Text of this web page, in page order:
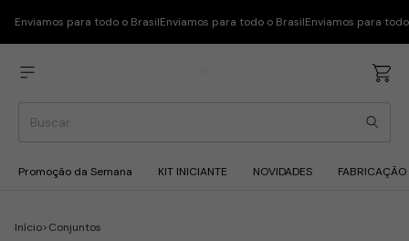
Enviamos para todo o BrasilEnviamos para todo o BrasilEnviamos para
Promoção da Semana KIT INICIANTE NOVIDADES FABRICAÇÃO
Início>Conjuntos